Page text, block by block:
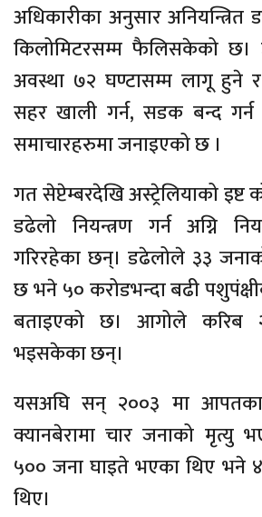
अधिकारीका अनुसार अनियन्त्रित
किलोमिटरसम्म फैलिसकेको
अवस्था ७२ घण्टासम्म लागू हुने
सहर खाली गर्न, सडक बन्द गर्न
समाचारहरुमा जनाइएको छ ।
गत सेप्टेम्बरदेखि अस्ट्रेलियाको
डढेलो नियन्त्रण गर्न अग्नि
गरिरहेका छन्। डढेलोले ३३
छ भने ५० करोडभन्दा बढी
बताइएको छ। आगोले करिब
भइसकेका छन्।
यसअघि सन् २००३ मा
क्यानबेरामा चार जनाको मृत्यु
५०० जना घाइते भएका थिए भने
थिए।